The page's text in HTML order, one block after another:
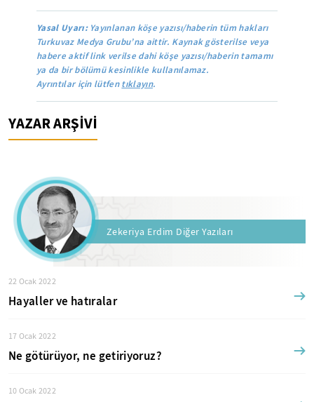
Yasal Uyarı: Yayınlanan köşe yazısı/haberin tüm hakları
Turkuvaz Medya Grubu’na aittir. Kaynak gösterilse veya
habere aktif link verilse dahi köşe yazısı/haberin tamamı
ya da bir bölümü kesinlikle kullanılamaz.
Ayrıntılar için lütfentıklayın.
YAZAR ARŞİVİ
Zekeriya Erdim Diğer Yazıları
22 Ocak 2022
Hayaller ve hatıralar
17 Ocak 2022
Ne götürüyor, ne getiriyoruz?
10 Ocak 2022